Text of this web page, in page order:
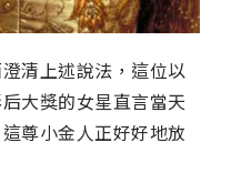
清上述說法，這位以
大獎的女星直言當天
尊小金人正好好地放